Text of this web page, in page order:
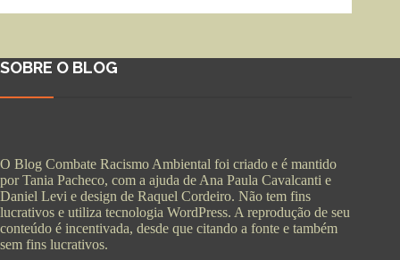
SOBRE O BLOG
O Blog Combate Racismo Ambiental foi criado e é mantido
por Tania Pacheco, com a ajuda de Ana Paula Cavalcanti e
Daniel Levi e design de Raquel Cordeiro. Não tem fins
lucrativos e utiliza tecnologia WordPress. A reprodução de seu
conteúdo é incentivada, desde que citando a fonte e também
sem fins lucrativos.